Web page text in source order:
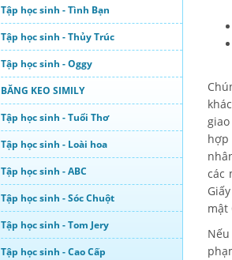
Tập học sinh - Tình Bạn
Tập học sinh - Thủy Trúc
Tập học sinh - Oggy
BĂNG KEO SIMILY
Tập học sinh - Tuổi Thơ
Tập học sinh - Loài hoa
Tập học sinh - ABC
Tập học sinh - Sóc Chuột
Tập học sinh - Tom Jery
Tập học sinh - Cao Cấp
các
mật